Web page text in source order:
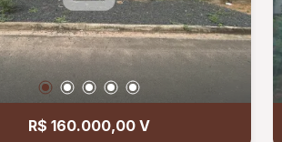
R$ 160.000,00 V